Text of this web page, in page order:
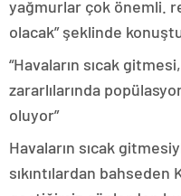
yağmurlar çok önemli.
olacak” şeklinde
“Havaların sıcak
zararlılarında
oluyor”
Havaların sıcak
sıkıntılardan bahseden